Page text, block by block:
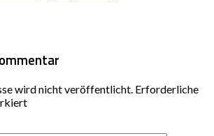
wird nicht veröffentlicht. Erforderliche